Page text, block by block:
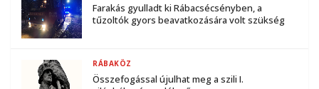
Farakás gyulladt ki Rábacsécsényben, a
tűzoltók gyors beavatkozására volt szükség
Összefogással újulhat meg a szili I.
RÁBAKÖZ